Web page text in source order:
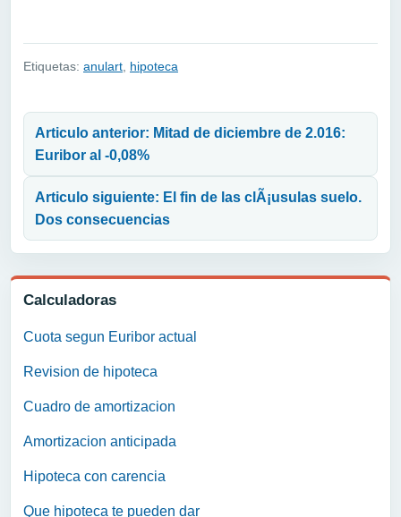
Calculadoras
Cuota segun Euribor actual
Revision de hipoteca
Cuadro de amortizacion
Amortizacion anticipada
Hipoteca con carencia
Que hipoteca te pueden dar
Etiquetas: anulart, hipoteca
Navegación de entradas
Articulo anterior: Mitad de diciembre de 2.016:
Euribor al -0,08%
Articulo siguiente: El fin de las clÃ¡usulas suelo.
Dos consecuencias